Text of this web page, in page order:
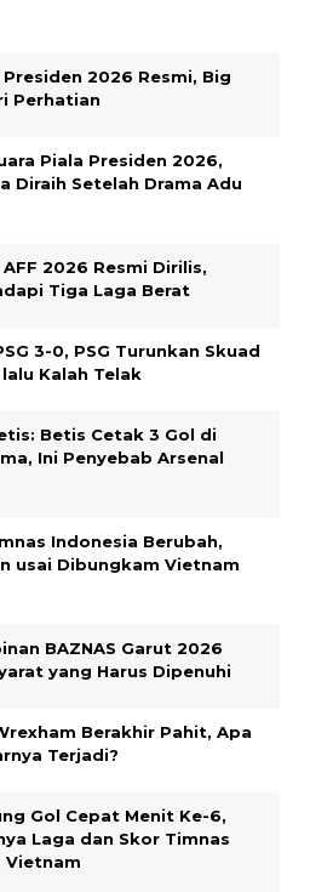
2026 Resmi, Big
Perhatian
Piala Presiden 2026,
Diraih Setelah Drama Adu
2026 Resmi Dirilis,
Tiga Laga Berat
3-0, PSG Turunkan Skuad
Kalah Telak
Betis Cetak 3 Gol di
Ini Penyebab Arsenal
Indonesia Berubah,
usai Dibungkam Vietnam
BAZNAS Garut 2026
yang Harus Dipenuhi
Berakhir Pahit, Apa
Terjadi?
Gol Cepat Menit Ke-6,
Laga dan Skor Timnas
Vietnam